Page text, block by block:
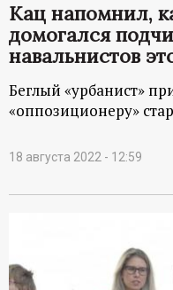
Кац напомнил,
домогался
навальнистов
Беглый «урбанист»
«оппозиционеру»
18 августа 2022 - 12:59